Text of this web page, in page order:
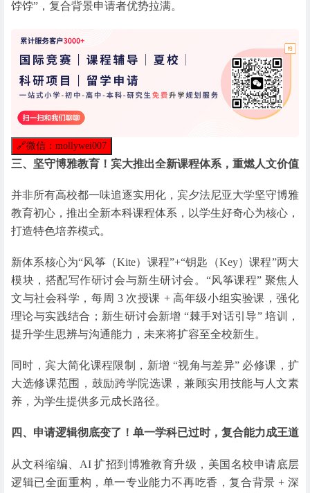
饽饽”，复合背景申请者优势拉满。
🔗微信：mollywei007
三、坚守博雅教育！宾大推出全新课程体系，重燃人文价值
并非所有高校都一味追逐实用化，宾夕法尼亚大学坚守博雅
教育初心，推出全新本科课程体系，以学生好奇心为核心，
打造特色培养模式。
新体系核心为“风筝（Kite）课程”+“钥匙（Key）课程”两大
模块，搭配写作研讨会与新生研讨会。“风筝课程” 聚焦人
文与社会科学，每周 3 次授课 + 高年级小组实验课，强化
理论与实践结合；新生研讨会新增 “棘手对话引导” 培训，
提升学生思辨与沟通能力，未来将扩容至全校新生。
同时，宾大简化课程限制，新增 “视角与差异” 必修课，扩
大选修课范围，鼓励跨学院选课，兼顾实用技能与人文素
养，为学生提供多元成长路径。
四、申请逻辑彻底变了！单一学科已过时，复合能力成王道
从文科缩编、AI 扩招到博雅教育升级，美国名校申请底层
逻辑已全面重构，单一专业能力不再吃香，复合背景 + 深